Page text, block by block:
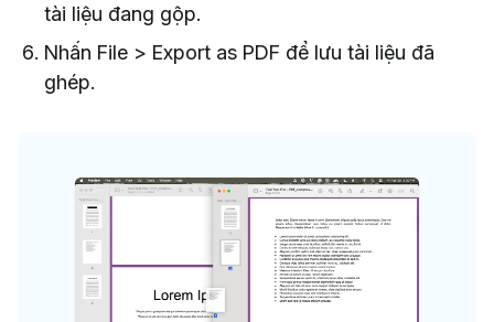
tài liệu đang gộp.
Nhấn File > Export as PDF để lưu tài liệu đã
ghép.